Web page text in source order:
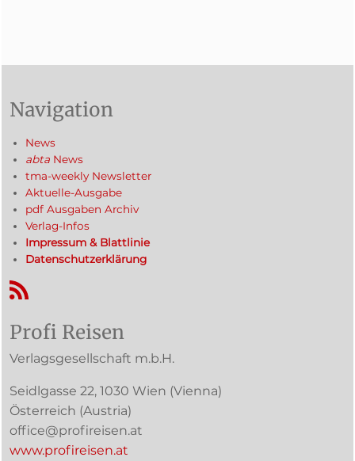
Navigation
News
abta News
tma-weekly Newsletter
Aktuelle-Ausgabe
pdf Ausgaben Archiv
Verlag-Infos
Impressum & Blattlinie
Datenschutzerklärung
RSS-Feed
Profi Reisen
Verlagsgesellschaft m.b.H.
Seidlgasse 22, 1030 Wien (Vienna)
Österreich (Austria)
office@profireisen.at
www.profireisen.at